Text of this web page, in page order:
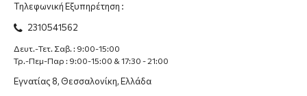
Τηλεφωνική Εξυπηρέτηση :
2310541562
Δευτ.-Τετ. Σαβ. : 9:00-15:00
Τρ.-Πεμ-Παρ : 9:00-15:00 & 17:30 - 21:00
Εγνατίας 8, Θεσσαλονίκη, Ελλάδα